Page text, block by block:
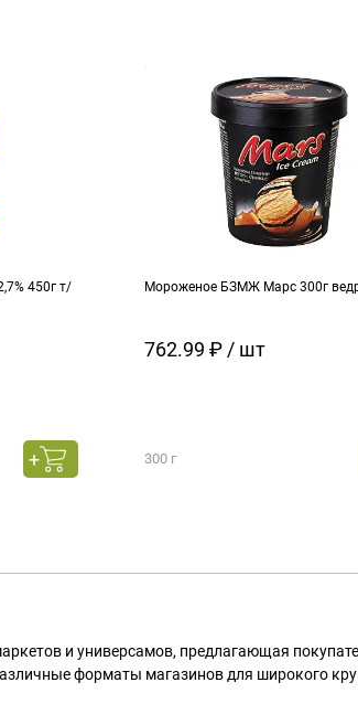
450г т/
Мороженое БЗМЖ Марс 300г
762.99 ₽ / шт
300 г
и универсамов, предлагающая
форматы магазинов для широкого